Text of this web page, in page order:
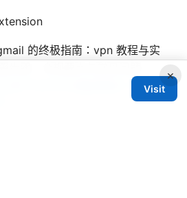
的终极指南：vpn 教程与实
步骤、合规要点与常见问题
でもわかる徹底解説！評判・機
×
Visit